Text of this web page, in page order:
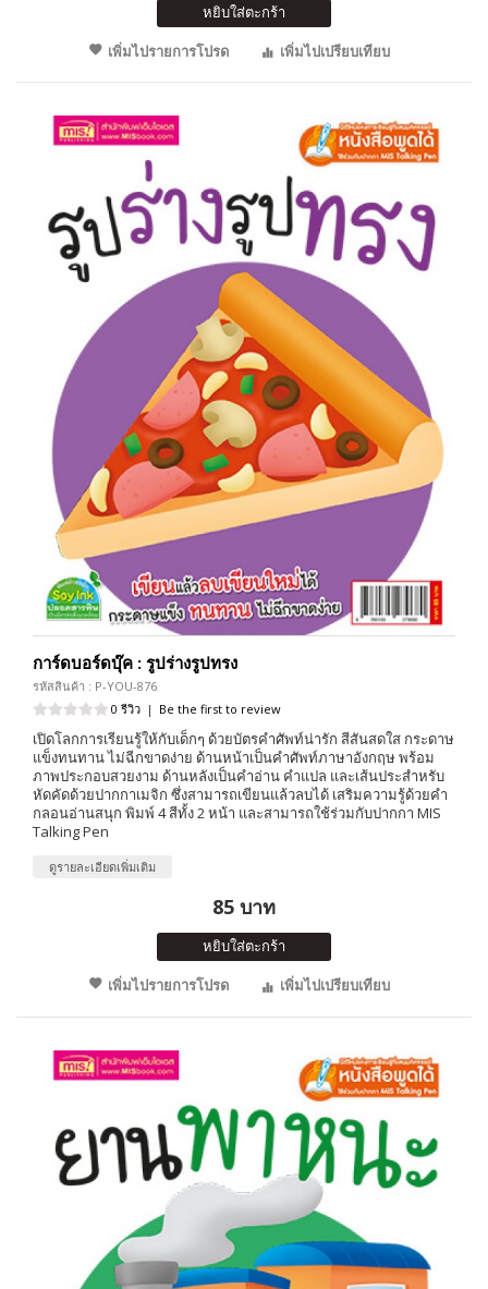
หยิบใส่ตะกร้า
เพิ่มไปรายการโปรด
เพิ่มไปเปรียบเทียบ
การ์ดบอร์ดบุ๊ค : รูปร่างรูปทรง
รหัสสินค้า : P-YOU-876
0 รีวิว | Be the first to review
เปิดโลกการเรียนรู้ให้กับเด็กๆ ด้วยบัตรคำศัพท์น่ารัก สีสันสดใส กระดาษ
แข็งทนทาน ไม่ฉีกขาดง่าย ด้านหน้าเป็นคำศัพท์ภาษาอังกฤษ พร้อม
ภาพประกอบสวยงาม ด้านหลังเป็นคำอ่าน คำแปล และเส้นประสำหรับ
หัดคัดด้วยปากกาเมจิก ซึ่งสามารถเขียนแล้วลบได้ เสริมความรู้ด้วยคำ
กลอนอ่านสนุก พิมพ์ 4 สีทั้ง 2 หน้า และสามารถใช้ร่วมกับปากกา MIS
Talking Pen
ดูรายละเอียดเพิ่มเติม
85 บาท
หยิบใส่ตะกร้า
เพิ่มไปรายการโปรด
เพิ่มไปเปรียบเทียบ